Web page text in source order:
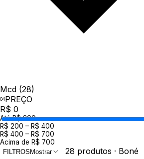
Mcd (28)
PREÇO
R$ 0
Até R$ 200
R$ 200 – R$ 400
R$ 400 – R$ 700
Acima de R$ 700
FILTROS Mostrar 28 produtos · Boné